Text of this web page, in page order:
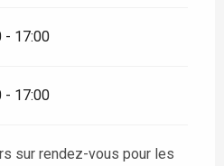
- 17:00
- 17:00
sur rendez-vous pour les